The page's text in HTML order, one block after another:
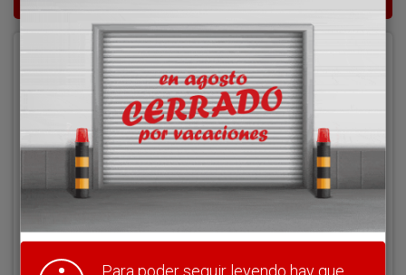
Acceder
Nombre de usuario
Para poder seguir leyendo hay que